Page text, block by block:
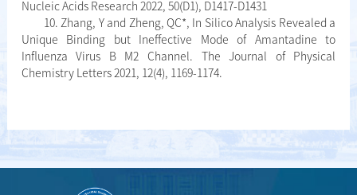
Nucleic Acids Research 2022, 50(D1), D1417-D1431
10. Zhang, Y and Zheng, QC*, In Silico Analysis Revealed a
Unique Binding but Ineffective Mode of Amantadine to
Influenza Virus B M2 Channel. The Journal of Physical
Chemistry Letters 2021, 12(4), 1169-1174.